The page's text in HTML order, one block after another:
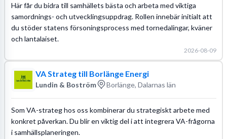
Här får du bidra till samhällets bästa och arbeta med viktiga
samordnings- och utvecklingsuppdrag. Rollen innebär initialt att
du stöder statens försoningsprocess med tornedalingar, kväner
och lantalaiset.
2026-08-09
VA Strateg till Borlänge Energi
Lundin & Boström Borlänge, Dalarnas län
Som VA-strateg hos oss kombinerar du strategiskt arbete med
konkret påverkan. Du blir en viktig del i att integrera VA-frågorna
i samhällsplaneringen.